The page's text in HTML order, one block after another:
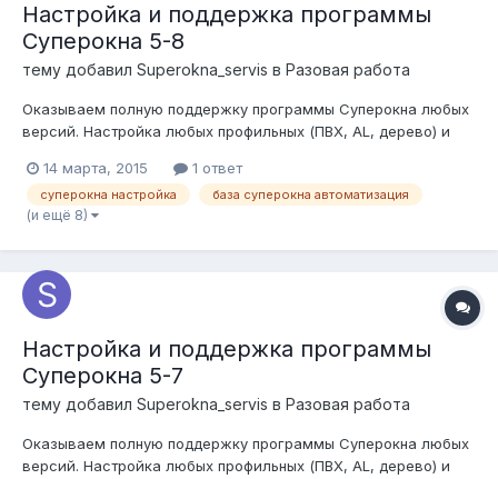
Настройка и поддержка программы
Суперокна 5-8
тему добавил Superokna_servis в Разовая работа
Оказываем полную поддержку программы Суперокна любых
версий. Настройка любых профильных (ПВХ, AL, дерево) и
документации под реалии Вашего производства. Связка
Суперокна + 1С. Выгрузки в станки. Наша команда это
специалисты более чем с 10 л...
14 марта, 2015 1 ответ
суперокна настройка база суперокна автоматизация
(и ещё 8)
Настройка и поддержка программы
Суперокна 5-7
тему добавил Superokna_servis в Разовая работа
Оказываем полную поддержку программы Суперокна любых
версий. Настройка любых профильных (ПВХ, AL, дерево) и